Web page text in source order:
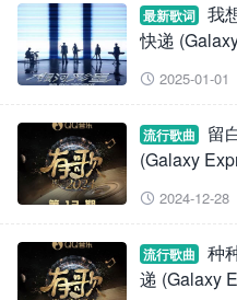
最新歌词
我
快递
 2025-01-01
流行歌曲
留
(Galaxy
 2024-12-28
流行歌曲
种
递 (Galaxy